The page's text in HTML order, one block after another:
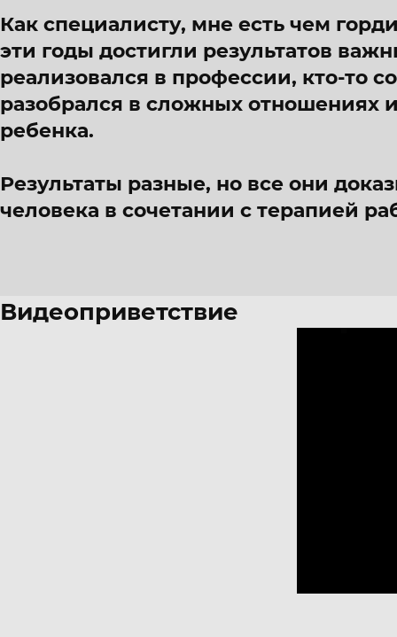
Как специалисту, мне есть чем
эти годы достигли результатов
реализовался в профессии, кто-то
разобрался в сложных отношениях
ребенка.
Результаты разные, но все они
человека в сочетании с терапией
Видеоприветствие